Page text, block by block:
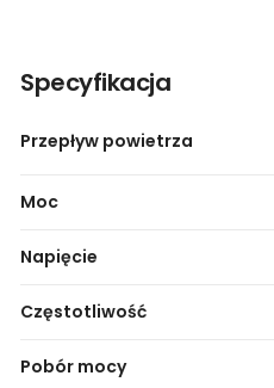
Specyfikacja
Przepływ powietrza
Moc
Napięcie
Częstotliwość
Pobór mocy